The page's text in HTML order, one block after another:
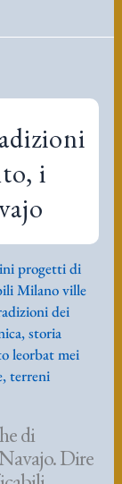
i
progetti di
Milano ville
dei
,storia
leorbat mei
,terreni
di
Dire